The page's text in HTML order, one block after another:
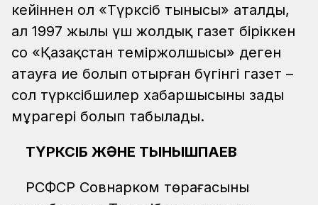
кейіннен ол «Түрксіб тынысы» аталды,
ал 1997 жылы үш жолдық газет біріккен
соң «Қазақстан теміржолшысы» деген
атауға ие болып отырған бүгінгі газет –
сол түрксібшилер хабаршысының заңды
мұрагері болып табылады.
ТҮРКСІБ ЖӘНЕ ТЫНЫШПАЕВ
РСФСР Совнарком төрағасының